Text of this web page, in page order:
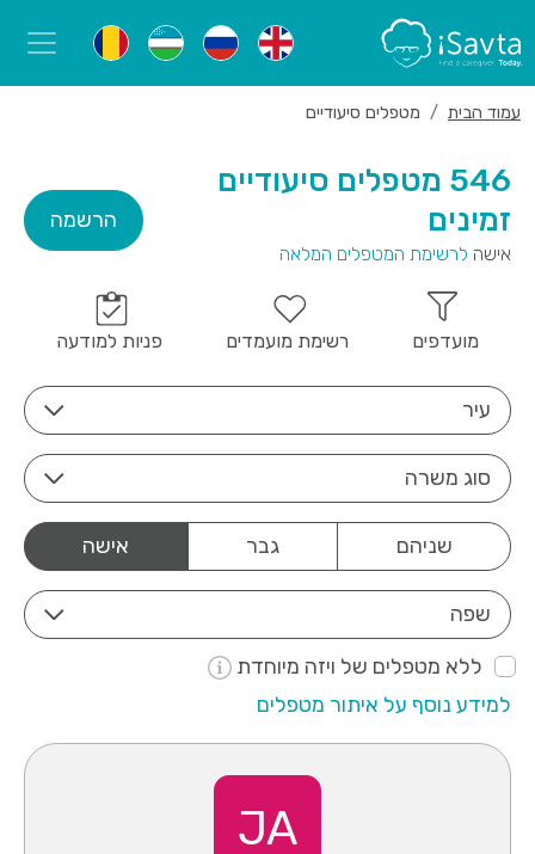
עמוד הבית מטפלים סיעודיים
546 מטפלים סיעודיים
זמינים
אישה לרשימת המטפלים המלאה
הרשמה
מועדפים רשימת מועמדים פניות למודעה
עיר
סוג משרה
אישה גבר שניהם
שפה
ללא מטפלים של ויזה מיוחדת
למידע נוסף על איתור מטפלים
JA